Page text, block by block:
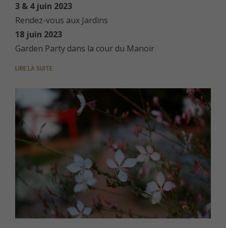
3 & 4 juin 2023
Rendez-vous aux Jardins
18 juin 2023
Garden Party dans la cour du Manoir
LIRE LA SUITE